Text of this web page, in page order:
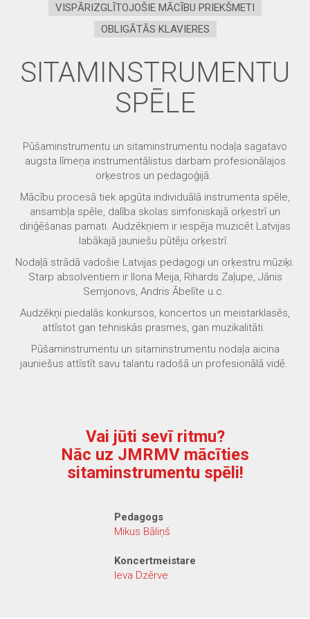
VISPĀRIZGLĪTOJOŠIE MĀCĪBU PRIEKŠMETI
OBLIGĀTĀS KLAVIERES
SITAMINSTRUMENTU
SPĒLE
Pūšaminstrumentu un sitaminstrumentu nodaļa sagatavo
augsta līmeņa instrumentālistus darbam profesionālajos
orķestros un pedagoģijā.
Mācību procesā tiek apgūta individuālā instrumenta spēle,
ansambļa spēle, dalība skolas simfoniskajā orķestrī un
diriģēšanas pamati. Audzēkņiem ir iespēja muzicēt Latvijas
labākajā jauniešu pūtēju orķestrī.
Nodaļā strādā vadošie Latvijas pedagogi un orķestru mūziķi.
Starp absolventiem ir Ilona Meija, Rihards Zaļupe, Jānis
Semjonovs, Andris Ābelīte u.c.
Audzēkņi piedalās konkursos, koncertos un meistarklasēs,
attīstot gan tehniskās prasmes, gan muzikalitāti.
Pūšaminstrumentu un sitaminstrumentu nodaļa aicina
jauniešus attīstīt savu talantu radošā un profesionālā vidē.
Vai jūti sevī ritmu?
Nāc uz JMRMV mācīties
sitaminstrumentu spēli!
Pedagogs
Mikus Bāliņš
Koncertmeistare
Ieva Dzērve